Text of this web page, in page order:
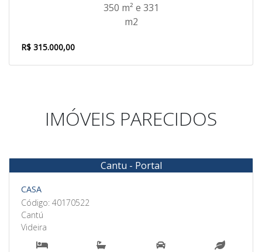
350 m² e 331
m2
R$ 315.000,00
IMÓVEIS PARECIDOS
Venda
Cantu - Portal
CASA
Código: 40170522
Cantú
Videira